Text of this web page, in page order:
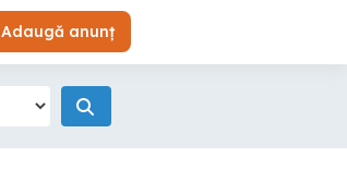
Adaugă anunț